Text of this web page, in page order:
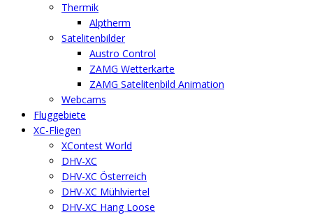
Thermik
Alptherm
Satelitenbilder
Austro Control
ZAMG Wetterkarte
ZAMG Satelitenbild Animation
Webcams
Fluggebiete
XC-Fliegen
XContest World
DHV-XC
DHV-XC Österreich
DHV-XC Mühlviertel
DHV-XC Hang Loose